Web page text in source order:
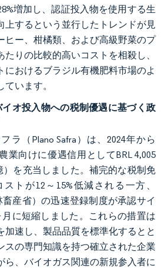
増加し、認証投入物を使用する生
上するという並行したトレンドが見
ヒー、柑橘類、および高級野菜のプ
りの比較的高いコストを相殺し、
におけるブラジル有機肥料市場のよ
ています。
オ投入物への税制優遇に基づく政
ラ（Plano Safra）は、2024年から
業向けに優遇信用としてBRL 4,005
）を充当しました。補完的な税制免
トが12～15%低減される一方、
畜産省）の迅速登録制度が承認サイ
に短縮しました。これらの措置は
加速し、製品品質を標準化するとと
スの専門知識を持つ確立された企業
ら、バイオガス関連の新規参入者に